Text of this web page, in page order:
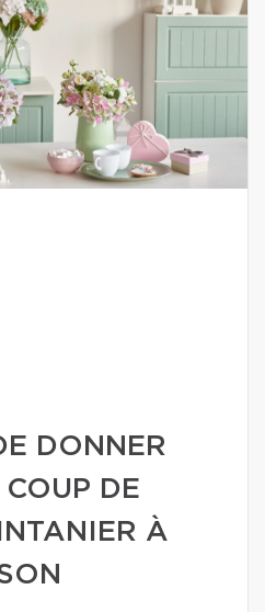
DONNER
DE
À